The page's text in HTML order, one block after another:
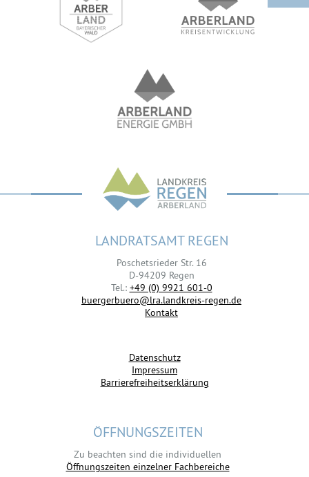
LANDRATSAMT REGEN
Poschetsrieder Str. 16
D-94209 Regen
Tel.: +49 (0) 9921 601-0
buergerbuero@lra.landkreis-regen.de
Kontakt
Datenschutz
Impressum
Barrierefreiheitserklärung
ÖFFNUNGSZEITEN
Zu beachten sind die individuellen
Öffnungszeiten einzelner Fachbereiche